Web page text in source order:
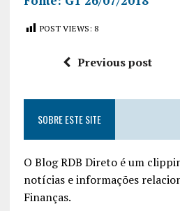
POST VIEWS: 8
Previous post
SOBRE ESTE SITE
O Blog RDB Direto é um
notícias e informações
Finanças.